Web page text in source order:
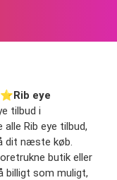
Rib eye
tilbud i
Rib eye tilbud,
dit næste køb.
butik eller
billigt som muligt,